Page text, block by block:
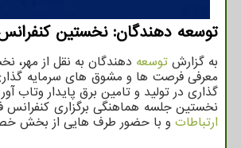
توسعه دهندگان: نخستین
به گزارش توسعه دهندگان به نقل از مهر، نخستین
معرفی فرصت ها و مشوق های سرمایه گذاری
گذاری در تولید و تامین برق پایدار
نخستین جلسه هماهنگی برگزاری
ارتباطات و با حضور طرف هایی از بخش